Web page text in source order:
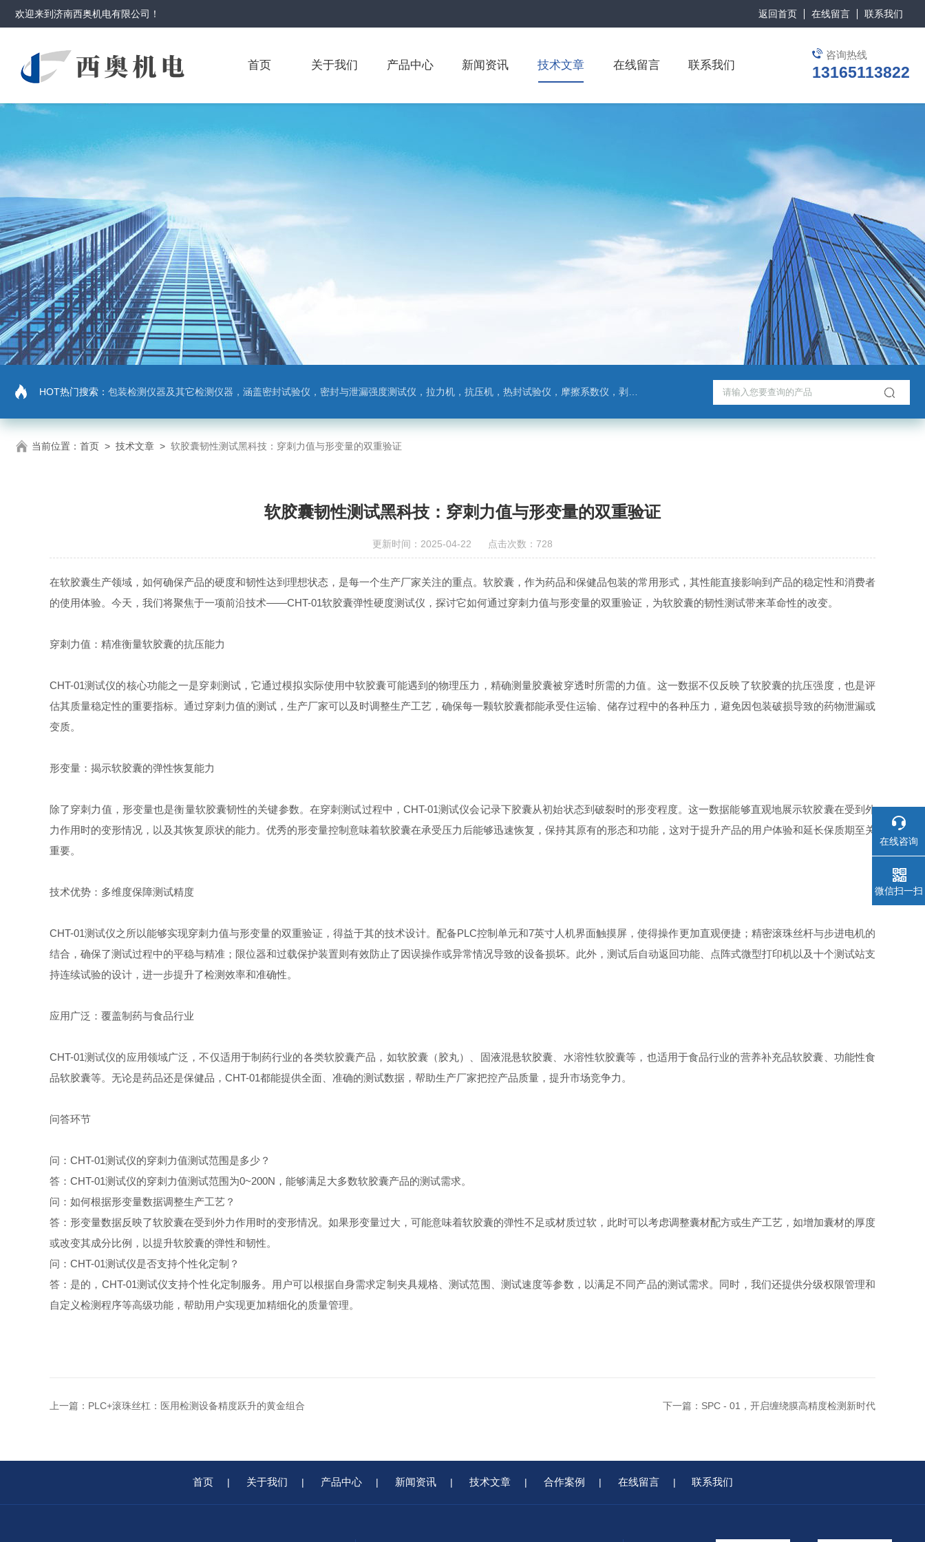
欢迎来到济南西奥机电有限公司 ！ 返回首页 在线留言 联系我们
咨询热线
13165113822
首页 关于我们 产品中心 新闻资讯 技术文章 在线留言 联系我们
HOT热门搜索： 包装检测仪器及其它检测仪器，涵盖密封试验仪，密封与泄漏强度测试仪，拉力机，抗压机，热封试验仪，摩擦系数仪，剥离力测试仪，医药包装检测仪，冲击试验仪，安瓿瓶折断力测试仪，垂直度偏差测试仪，扭矩仪，手提袋疲劳度测试仪
当前位置： 首页 > 技术文章 > 软胶囊韧性测试黑科技：穿刺力值与形变量的双重验证
软胶囊韧性测试黑科技：穿刺力值与形变量的双重验证
更新时间：2025-04-22 点击次数：728
在软胶囊生产领域，如何确保产品的硬度和韧性达到理想状态，是每一个生产厂家关注的重点。软胶囊，作为药品和保健品包装的常用形式，其性能直接影响到产品的稳定性和消费者
的使用体验。今天，我们将聚焦于一项前沿技术——CHT-01软胶囊弹性硬度测试仪，探讨它如何通过穿刺力值与形变量的双重验证，为软胶囊的韧性测试带来革命性的改变。
穿刺力值：精准衡量软胶囊的抗压能力
CHT-01测试仪的核心功能之一是穿刺测试，它通过模拟实际使用中软胶囊可能遇到的物理压力，精确测量胶囊被穿透时所需的力值。这一数据不仅反映了软胶囊的抗压强度，也是评
估其质量稳定性的重要指标。通过穿刺力值的测试，生产厂家可以及时调整生产工艺，确保每一颗软胶囊都能承受住运输、储存过程中的各种压力，避免因包装破损导致的药物泄漏或
变质。
形变量：揭示软胶囊的弹性恢复能力
除了穿刺力值，形变量也是衡量软胶囊韧性的关键参数。在穿刺测试过程中，CHT-01测试仪会记录下胶囊从初始状态到破裂时的形变程度。这一数据能够直观地展示软胶囊在受到外
力作用时的变形情况，以及其恢复原状的能力。优秀的形变量控制意味着软胶囊在承受压力后能够迅速恢复，保持其原有的形态和功能，这对于提升产品的用户体验和延长保质期至关
重要。
技术优势：多维度保障测试精度
CHT-01测试仪之所以能够实现穿刺力值与形变量的双重验证，得益于其的技术设计。配备PLC控制单元和7英寸人机界面触摸屏，使得操作更加直观便捷；精密滚珠丝杆与步进电机的
结合，确保了测试过程中的平稳与精准；限位器和过载保护装置则有效防止了因误操作或异常情况导致的设备损坏。此外，测试后自动返回功能、点阵式微型打印机以及十个测试站支
持连续试验的设计，进一步提升了检测效率和准确性。
应用广泛：覆盖制药与食品行业
CHT-01测试仪的应用领域广泛，不仅适用于制药行业的各类软胶囊产品，如软胶囊（胶丸）、固液混悬软胶囊、水溶性软胶囊等，也适用于食品行业的营养补充品软胶囊、功能性食
品软胶囊等。无论是药品还是保健品，CHT-01都能提供全面、准确的测试数据，帮助生产厂家把控产品质量，提升市场竞争力。
问答环节
问：CHT-01测试仪的穿刺力值测试范围是多少？
答：CHT-01测试仪的穿刺力值测试范围为0~200N，能够满足大多数软胶囊产品的测试需求。
问：如何根据形变量数据调整生产工艺？
答：形变量数据反映了软胶囊在受到外力作用时的变形情况。如果形变量过大，可能意味着软胶囊的弹性不足或材质过软，此时可以考虑调整囊材配方或生产工艺，如增加囊材的厚度
或改变其成分比例，以提升软胶囊的弹性和韧性。
问：CHT-01测试仪是否支持个性化定制？
答：是的，CHT-01测试仪支持个性化定制服务。用户可以根据自身需求定制夹具规格、测试范围、测试速度等参数，以满足不同产品的测试需求。同时，我们还提供分级权限管理和
自定义检测程序等高级功能，帮助用户实现更加精细化的质量管理。
上一篇： PLC+滚珠丝杠：医用检测设备精度跃升的黄金组合 下一篇： SPC - 01，开启缠绕膜高精度检测新时代
首页 | 关于我们 | 产品中心 | 新闻资讯 | 技术文章 | 合作案例 | 在线留言 | 联系我们
在线咨询
微信扫一扫